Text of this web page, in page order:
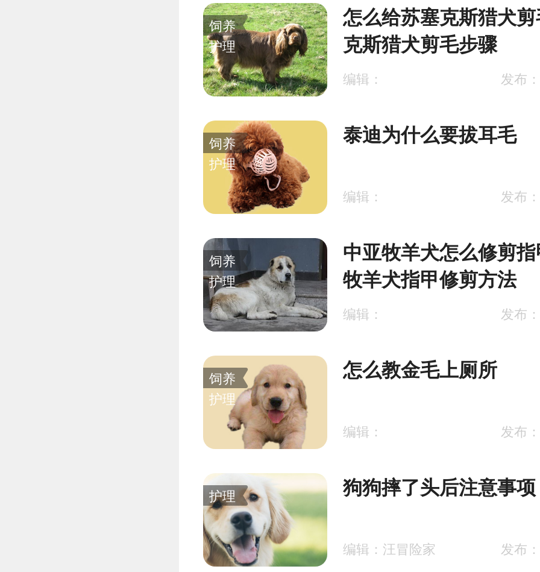
饲养
护理
怎么给苏塞克斯猎犬
克斯猎犬剪毛步骤
编辑： 发布
饲养
护理
泰迪为什么要拔耳毛
编辑： 发布
饲养
护理
中亚牧羊犬怎么修剪
牧羊犬指甲修剪方法
编辑： 发布
饲养
护理
怎么教金毛上厕所
编辑： 发布
护理 狗狗摔了头后注意事项
编辑：汪冒险家 发布